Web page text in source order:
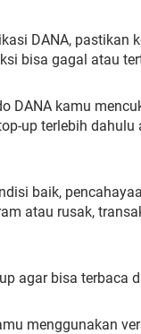
DANA, pastikan
bisa gagal atau
DANA kamu
up terlebih dahulu
baik,
atau rusak,
agar bisa terbaca
menggunakan